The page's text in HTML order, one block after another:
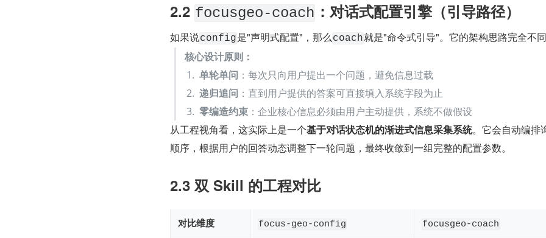
2.2 focusgeo-coach ：对话式配置引擎（引导路径）
如果说config是"声明式配置"，那么coach就是"命令式引导"。它的架构思路完全不
核心设计原则：
单轮单问 ：每次只向用户提出一个问题，避免信息过载
递归追问 ：直到用户提供的答案可直接填入系统字段为止
零编造约束 ：企业核心信息必须由用户主动提供，系统不做假设
从工程视角看，这实际上是一个基于对话状态机的渐进式信息采集系统。它会自动编排
顺序，根据用户的回答动态调整下一轮问题，最终收敛到一组完整的配置参数。
2.3 双 Skill 的工程对比
对比维度 focus-geo-config focusgeo-coach